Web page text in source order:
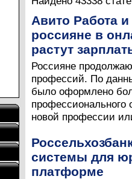
Авито Работа
россияне в
растут
Россияне
профессий. По
было оформлено
профессионального
новой профессии
системы для
платформе